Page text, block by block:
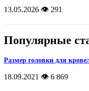
13.05.2026 👁️ 291
Популярные
Размер головки для
18.09.2021 👁️ 6 869